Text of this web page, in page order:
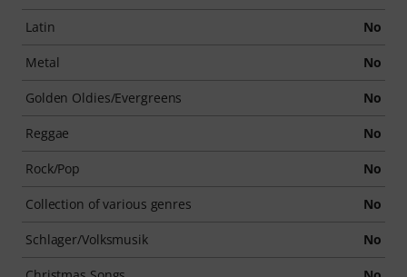
Latin No
Metal No
Golden Oldies/Evergreens No
Reggae No
Rock/Pop No
Collection of various genres No
Schlager/Volksmusik No